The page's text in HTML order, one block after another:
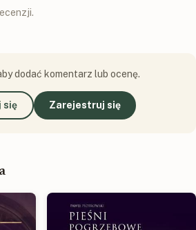
dodać komentarz lub ocenę.
się Zarejestruj się